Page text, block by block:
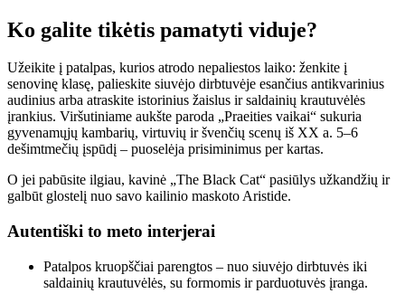
Ko galite tikėtis pamatyti viduje?
Užeikite į patalpas, kurios atrodo nepaliestos laiko: ženkite į
senovinę klasę, palieskite siuvėjo dirbtuvėje esančius antikvarinius
audinius arba atraskite istorinius žaislus ir saldainių krautuvėlės
įrankius. Viršutiniame aukšte paroda „Praeities vaikai“ sukuria
gyvenamųjų kambarių, virtuvių ir švenčių scenų iš XX a. 5–6
dešimtmečių įspūdį – puoselėja prisiminimus per kartas.
O jei pabūsite ilgiau, kavinė „The Black Cat“ pasiūlys užkandžių ir
galbūt glostelį nuo savo kailinio maskoto Aristide.
Autentiški to meto interjerai
Patalpos kruopščiai parengtos – nuo siuvėjo dirbtuvės iki
saldainių krautuvėlės, su formomis ir parduotuvės įranga.